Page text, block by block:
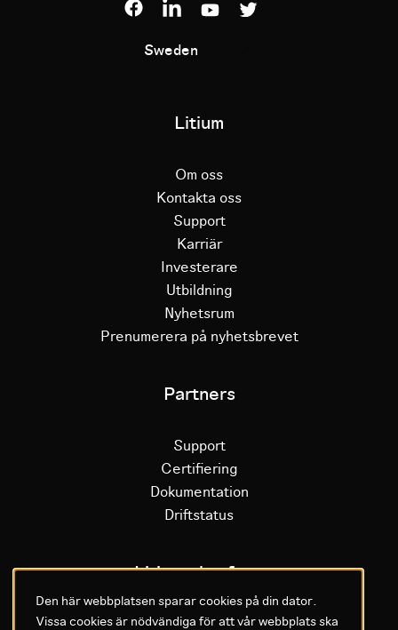
Den här webbplatsen sparar cookies på din dator.
Vissa cookies är nödvändiga för att vår webbplats ska
Sweden
Litium
Om oss
Kontakta oss
Support
Karriär
Investerare
Utbildning
Nyhetsrum
Prenumerera på nyhetsbrevet
Partners
Support
Certifiering
Dokumentation
Driftstatus
Litium plattform
Varför Litium